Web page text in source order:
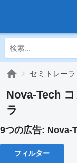
セミトレーラ
Nova-Tech
ラ
9つの広告: Nova-
フィルター